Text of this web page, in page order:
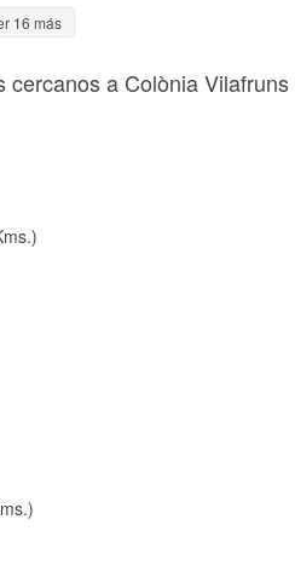
16 más
cercanos a Colònia Vilafruns